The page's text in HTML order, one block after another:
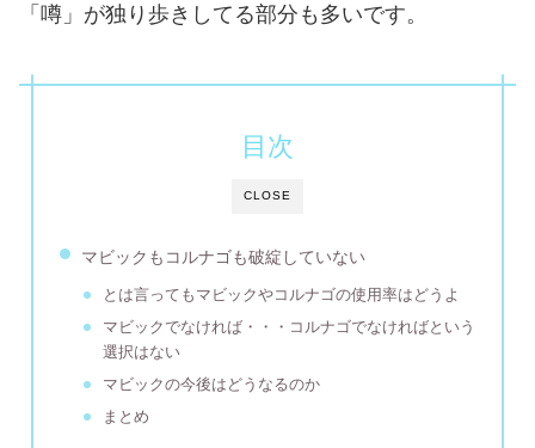
「噂」が独り歩きしてる部分も多いです。
CLOSE
目次
マビックもコルナゴも破綻していない
とは言ってもマビックやコルナゴの使用率はどうよ
マビックでなければ・・・コルナゴでなければという
選択はない
マビックの今後はどうなるのか
まとめ